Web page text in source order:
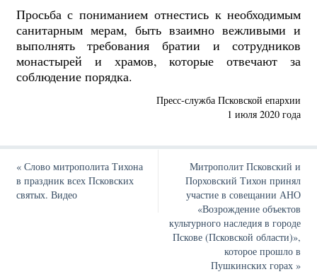
Просьба с пониманием отнестись к необходимым
санитарным мерам, быть взаимно вежливыми и
выполнять требования братии и сотрудников
монастырей и храмов, которые отвечают за
соблюдение порядка.
Пресс-служба Псковской епархии
1 июля 2020 года
«Слово митрополита Тихона
в праздник всех Псковских
святых. Видео
Митрополит Псковский и
Порховский Тихон принял
участие в совещании АНО
«Возрождение объектов
культурного наследия в городе
Пскове (Псковской области)»,
которое прошло в
Пушкинских горах»